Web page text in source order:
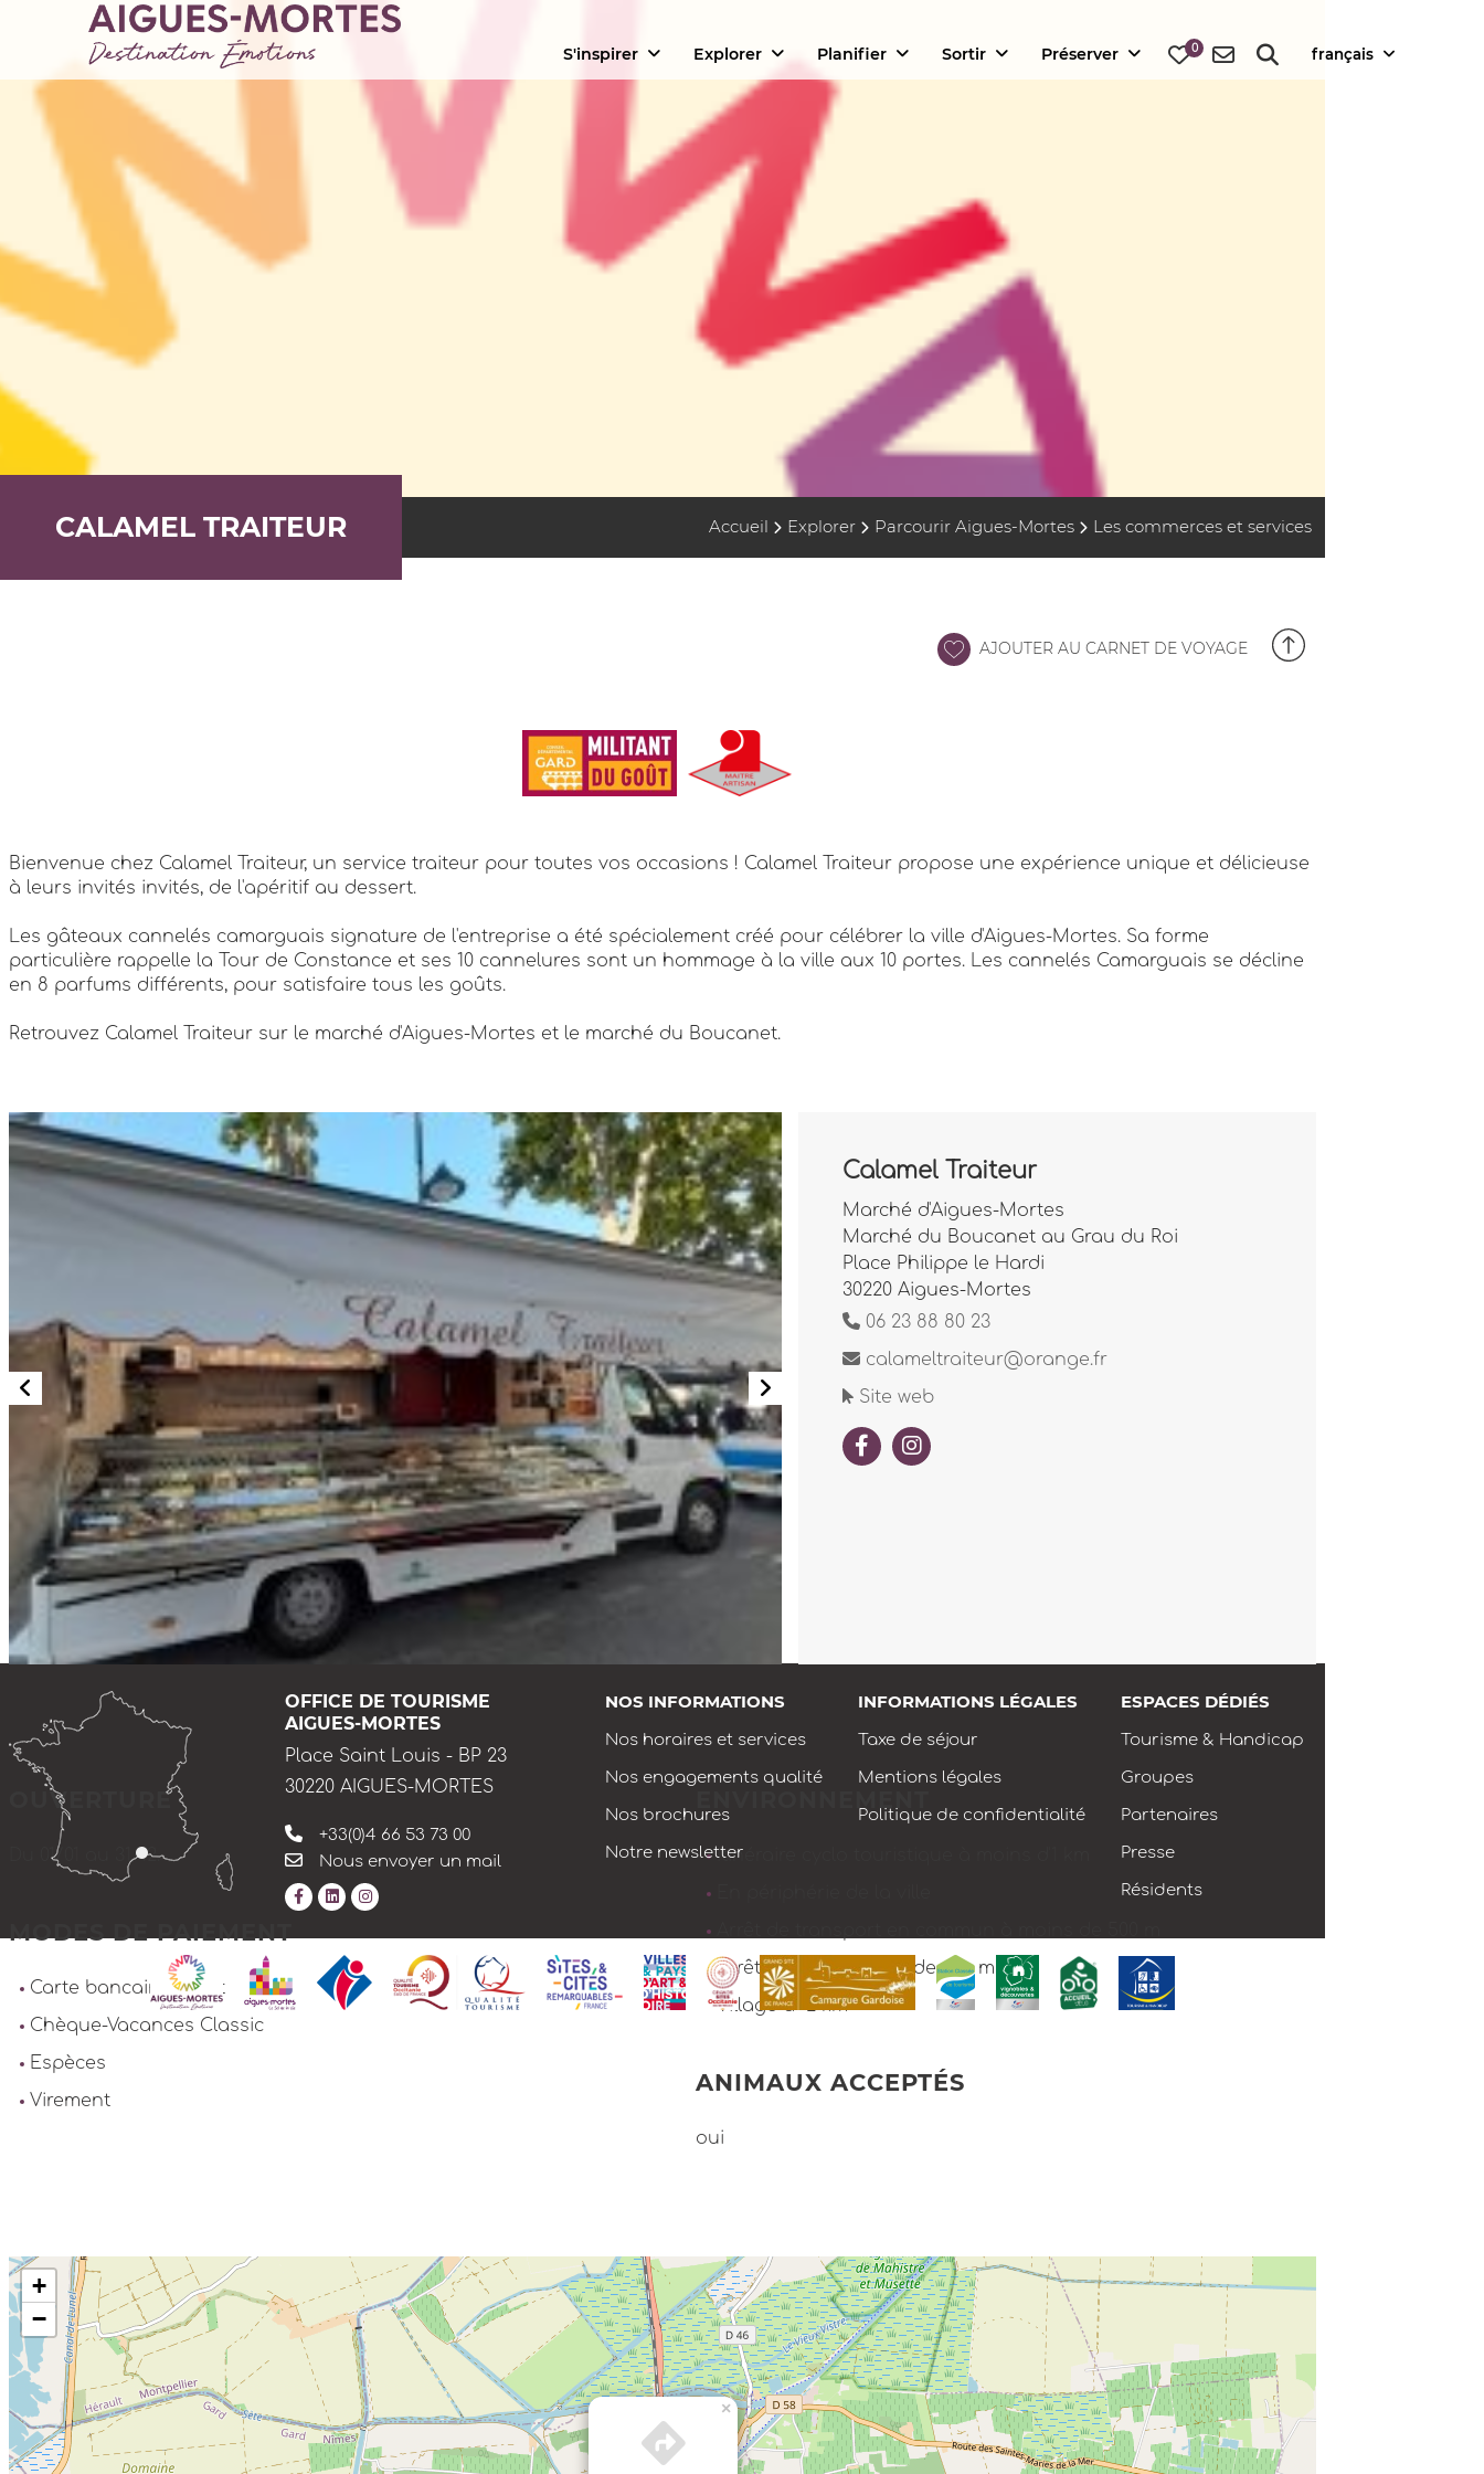
CALAMEL TRAITEUR Accueil Explorer Parcourir Aigues-Mortes Les commerces et services
AJOUTER AU CARNET DE VOYAGE
Bienvenue chez Calamel Traiteur, un service traiteur pour toutes vos occasions ! Calamel Traiteur propose une expérience unique et délicieuse
à leurs invités invités, de l'apéritif au dessert.
Les gâteaux cannelés camarguais signature de l'entreprise a été spécialement créé pour célébrer la ville d'Aigues-Mortes. Sa forme
particulière rappelle la Tour de Constance et ses 10 cannelures sont un hommage à la ville aux 10 portes. Les cannelés Camarguais se décline
en 8 parfums différents, pour satisfaire tous les goûts.
Retrouvez Calamel Traiteur sur le marché d'Aigues-Mortes et le marché du Boucanet.
Calamel Traiteur
Marché d'Aigues-Mortes
Marché du Boucanet au Grau du Roi
Place Philippe le Hardi
30220 Aigues-Mortes
06 23 88 80 23
calameltraiteur@orange.fr
Site web
OUVERTURE
Du 01/01 au 31/12.
MODES DE PAIEMENT
Carte bancaire/crédit
Chèque-Vacances Classic
Espèces
Virement
Itinéraire cyclo touristique à moins d'1 km
Arrêt de bus à moins de 500 m
Village à -2 km
ANIMAUX ACCEPTÉS
oui
×
+
−
S'inspirer Explorer Planifier Sortir Préserver 0 français
OFFICE DE TOURISME
AIGUES-MORTES
Place Saint Louis - BP 23
30220 AIGUES-MORTES
+33(0)4 66 53 73 00
Nous envoyer un mail
NOS INFORMATIONS
Nos horaires et services
Nos engagements qualité
Nos brochures
Notre newsletter
INFORMATIONS LÉGALES
Taxe de séjour
Mentions légales
Politique de confidentialité
ESPACES DÉDIÉS
Tourisme & Handicap
Groupes
Partenaires
Presse
Résidents